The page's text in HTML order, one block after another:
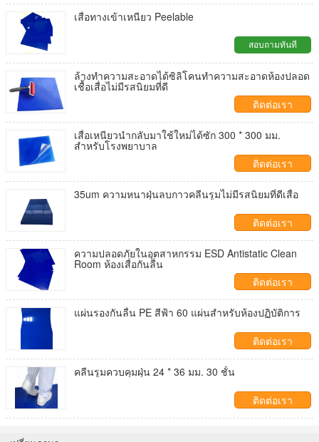
เสื่อทางเข้าเหนียว Peelable
สอบถามทันที
ล้างทำความสะอาดได้ซิลิโคนทำความสะอาดห้องปลอด
เชื้อเสื่อไม่มีรสนิยมที่ดี
ติดต่อเรา
เสื่อเหนียวนำกลับมาใช้ใหม่ได้ซัก 300 * 300 มม.
สำหรับโรงพยาบาล
ติดต่อเรา
35um ความหนาฝุ่นลบกาวคลีนรูมไม่มีรสนิยมที่ดีเสื่อ
ติดต่อเรา
ความปลอดภัยในอุตสาหกรรม ESD Antistatic Clean
Room ห้องเสื่อกันลื่น
ติดต่อเรา
แผ่นรองกันลื่น PE สีฟ้า 60 แผ่นสำหรับห้องปฏิบัติการ
ติดต่อเรา
คลีนรูมควบคุมฝุ่น 24 * 36 มม. 30 ชั้น
ติดต่อเรา